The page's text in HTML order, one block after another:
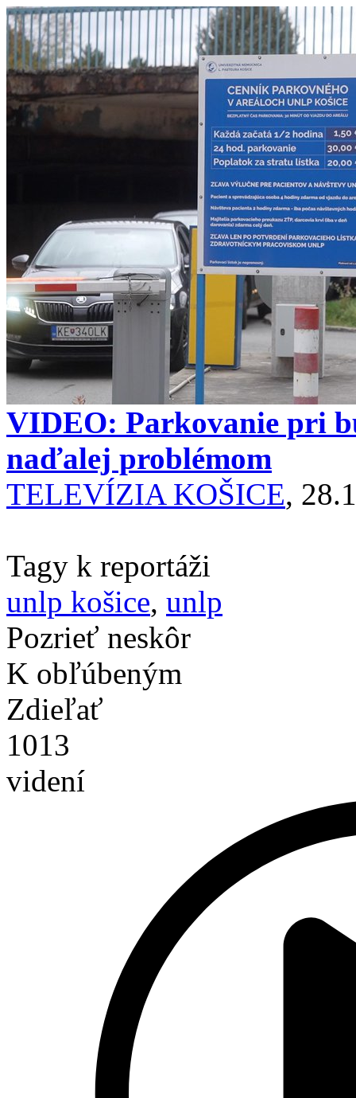
VIDEO: Parkovanie pri
naďalej problémom
TELEVÍZIA KOŠICE,
Tagy k reportáži
unlp košice, unlp
Pozrieť neskôr
K obľúbeným
Zdieľať
1013
videní